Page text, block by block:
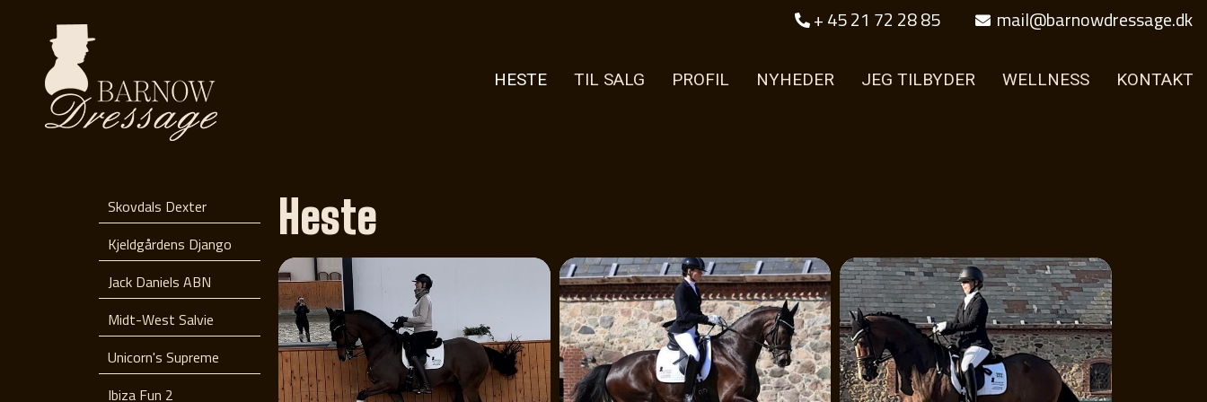
+ 45 21 72 28 85 mail@barnowdressage.dk
HESTE TIL SALG PROFIL NYHEDER JEG TILBYDER WELLNESS KONTAKT
Skovdals Dexter
Kjeldgårdens Django
Jack Daniels ABN
Midt-West Salvie
Unicorn's Supreme
Ibiza Fun 2
Heste